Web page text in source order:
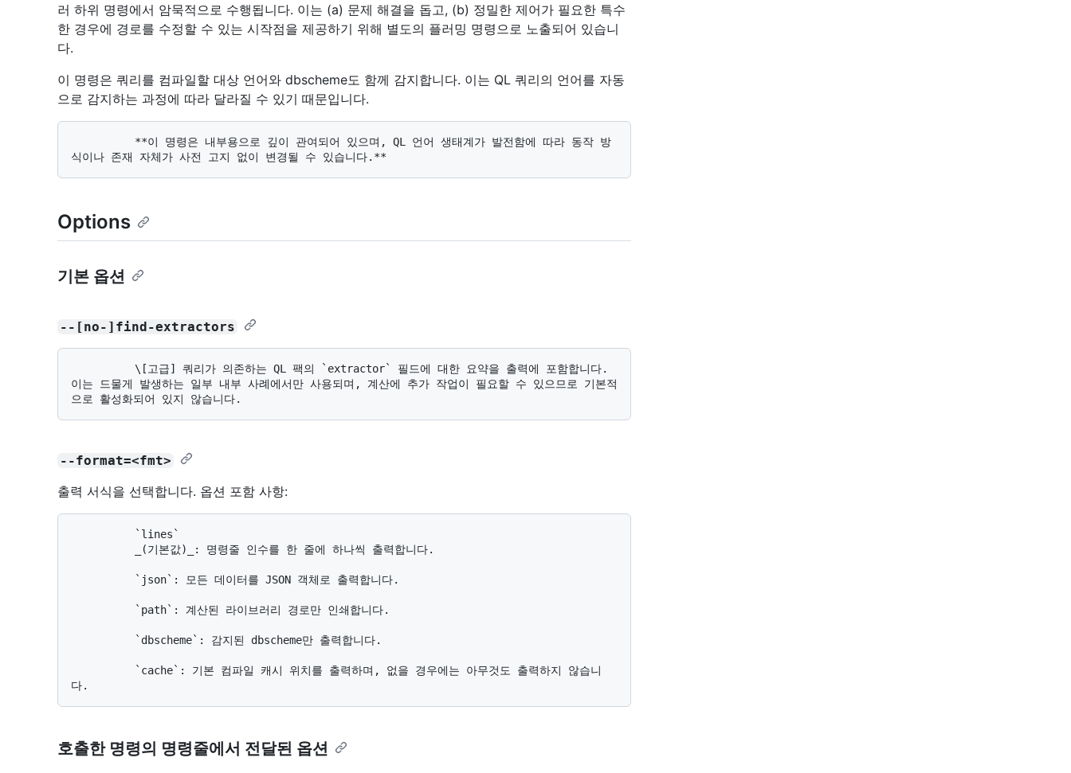
러 하위 명령에서 암묵적으로 수행됩니다. 이는 (a) 문제 해결을 돕고, (b) 정밀한 제어가 필요한 특수
한 경우에 경로를 수정할 수 있는 시작점을 제공하기 위해 별도의 플러밍 명령으로 노출되어 있습니
다.
이 명령은 쿼리를 컴파일할 대상 언어와 dbscheme도 함께 감지합니다. 이는 QL 쿼리의 언어를 자동
으로 감지하는 과정에 따라 달라질 수 있기 때문입니다.
Options
기본 옵션
--[no-]find-extractors
이는 드물게 발생하는 일부 내부 사례에서만 사용되며, 계산에 추가 작업이 필요할 수 있으므로 기본적
--format=<fmt>
출력 서식을 선택합니다. 옵션 포함 사항:
호출한 명령의 명령줄에서 전달된 옵션